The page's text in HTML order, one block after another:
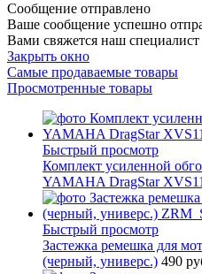
Сообщение отправлено
Ваше сообщение успешно
Вами свяжется наш специалист
Закрыть окно
Самые продаваемые товары
Просмотренные товары
Быстрый просмотр
Комплект усиленной
YAMAHA DragStar
Быстрый просмотр
Застежка ремешка для
(черный, универс.) 490